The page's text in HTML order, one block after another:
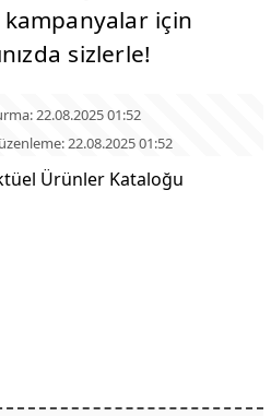
için
sizlerle!
22.08.2025 01:52
22.08.2025 01:52